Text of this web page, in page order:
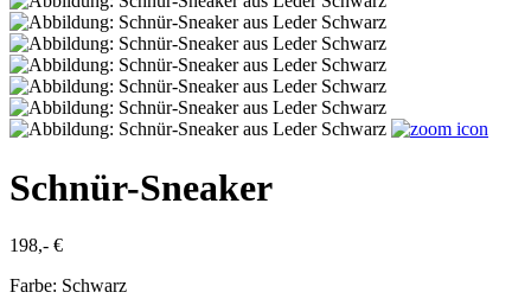
Schnür-Sneaker
198,- €
Farbe: Schwarz